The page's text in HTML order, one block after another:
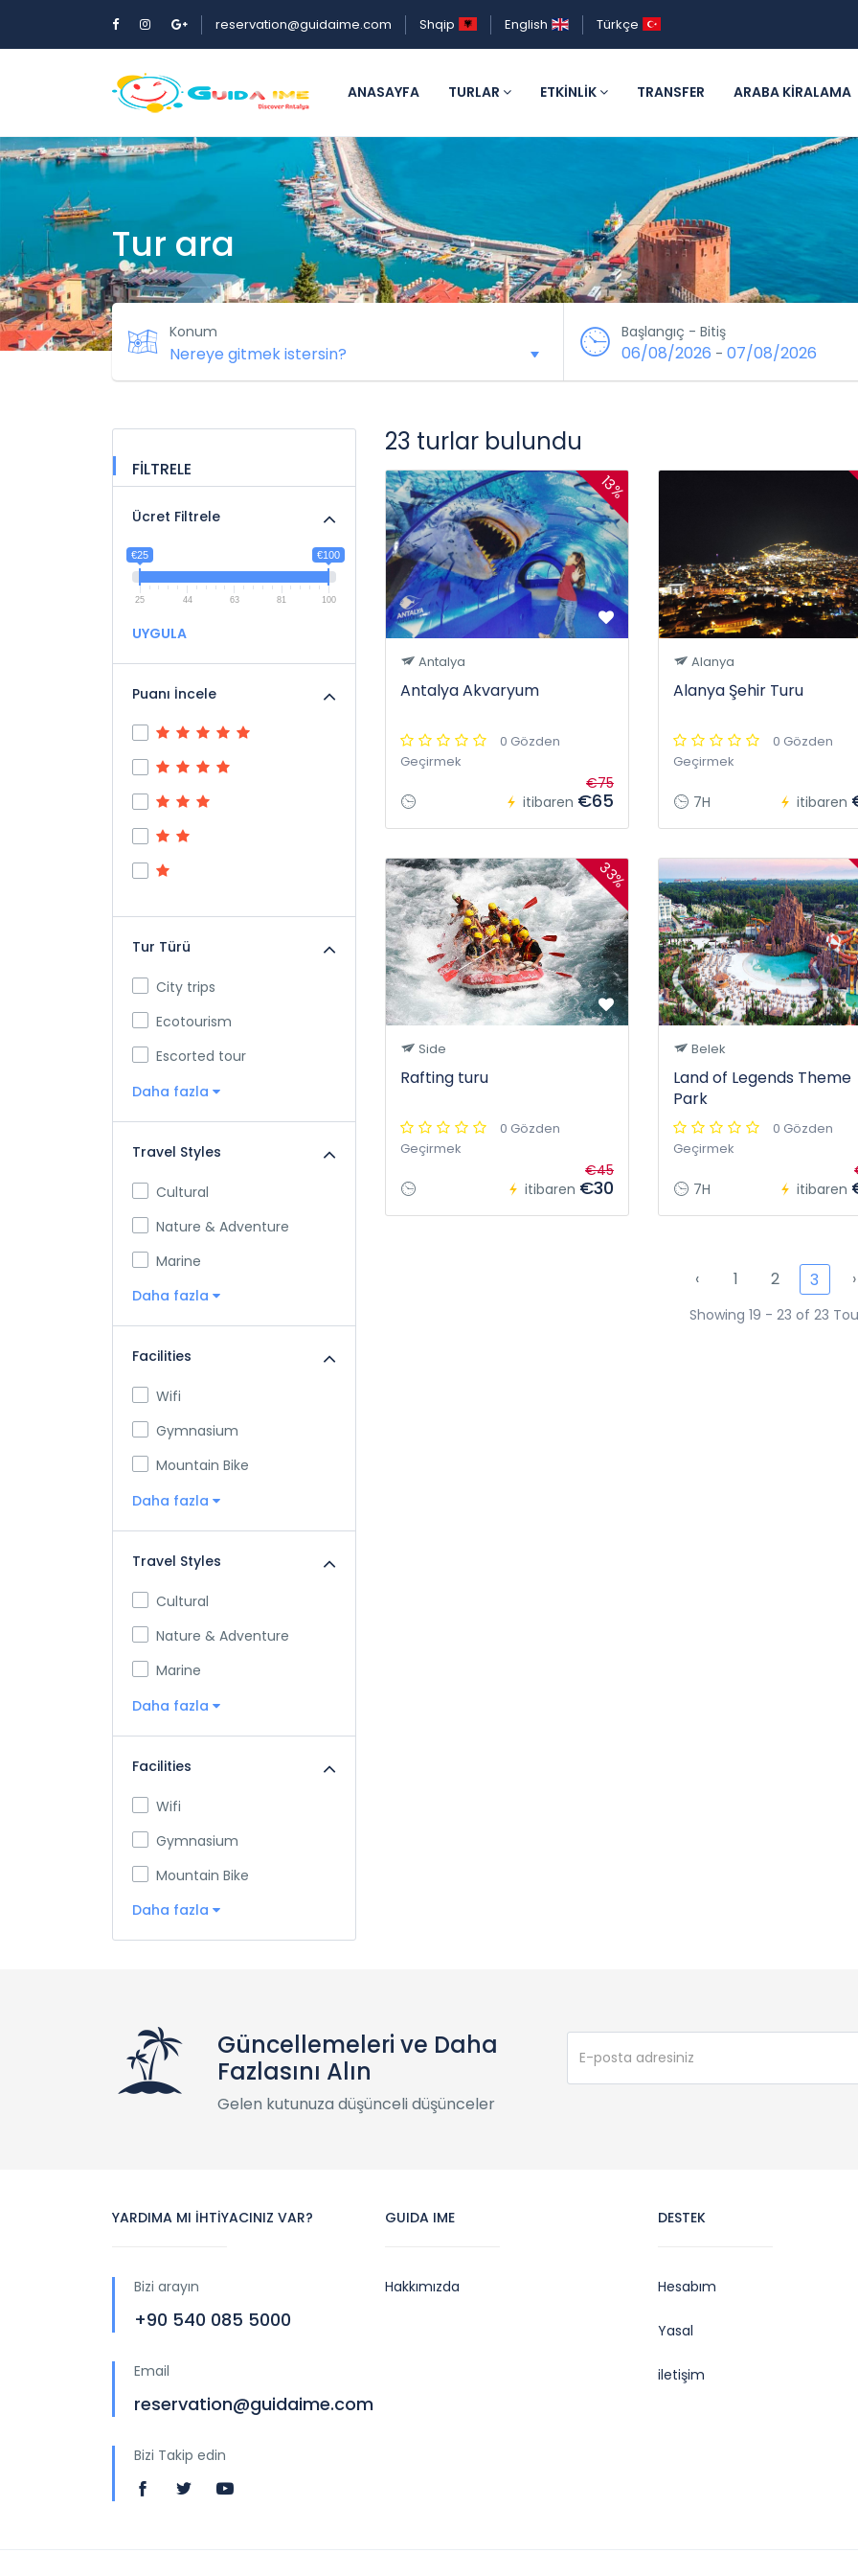
reservation@guidaime.com Shqip English Türkçe
ANASAYFA TURLAR ETKINLIK TRANSFER ARABA KIRALAMA
Tur ara
Konum Başlangıç ​​- Bitiş
06/08/2026 - 07/08/2026
FİLTRELE
Ücret Filtrele
€25 €100
25 44 63 81 100
UYGULA
Puanı İncele
Tur Türü
City trips
Ecotourism
Escorted tour
Daha fazla
Travel Styles
Cultural
Nature & Adventure
Marine
Daha fazla
Facilities
Wifi
Gymnasium
Mountain Bike
Daha fazla
Travel Styles
Cultural
Nature & Adventure
Marine
Daha fazla
Facilities
Wifi
Gymnasium
Mountain Bike
Daha fazla
23 turlar bulundu
13%
Antalya
Antalya Akvaryum
0 Gözden
Geçirmek
itibaren
€75
€65
Alanya
Alanya Şehir Turu
0 Gözden
Geçirmek
7H itibaren
33%
Side
Rafting turu
0 Gözden
Geçirmek
itibaren
€45
€30
Belek
Land of Legends Theme
Park
0 Gözden
Geçirmek
7H itibaren
‹ 1 2 3 ›
Showing 19 - 23 of 23
Güncellemeleri ve Daha
Fazlasını Alın
Gelen kutunuza düşünceli düşünceler
YARDIMA MI İHTİYACINIZ VAR?
Bizi arayın
+90 540 085 5000
Email
reservation@guidaime.com
Bizi Takip edin
GUIDA IME
Hakkımızda
DESTEK
Hesabım
Yasal
iletişim